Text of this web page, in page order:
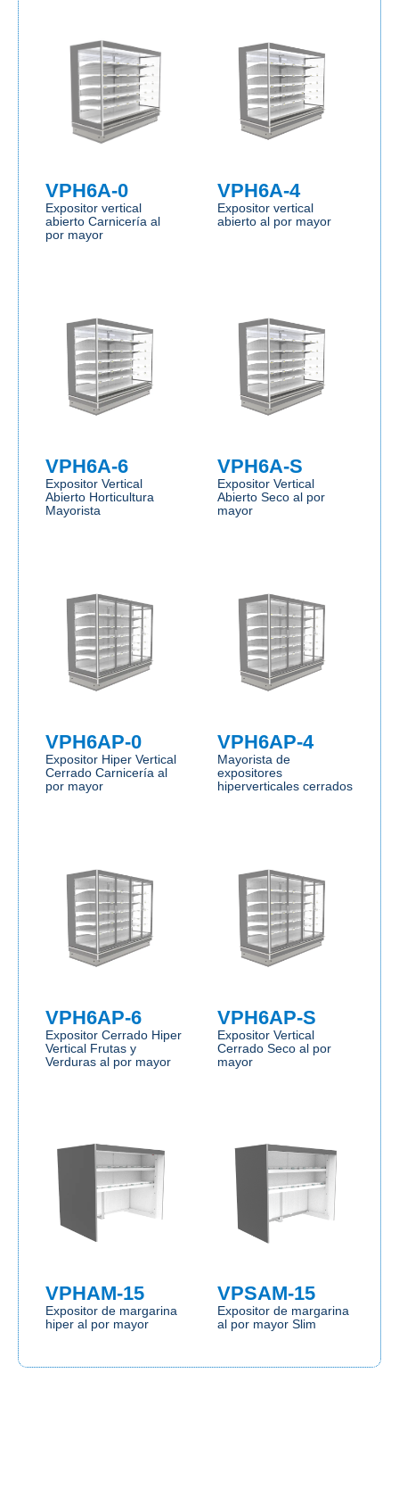
VPH6A-0
Expositor vertical
abierto Carnicería al
por mayor
VPH6A-4
Expositor vertical
abierto al por mayor
VPH6A-6
Expositor Vertical
Abierto Horticultura
Mayorista
VPH6A-S
Expositor Vertical
Abierto Seco al por
mayor
VPH6AP-0
Expositor Hiper Vertical
Cerrado Carnicería al
por mayor
VPH6AP-4
Mayorista de
expositores
hiperverticales cerrados
VPH6AP-6
Expositor Cerrado Hiper
Vertical Frutas y
Verduras al por mayor
VPH6AP-S
Expositor Vertical
Cerrado Seco al por
mayor
VPHAM-15
Expositor de margarina
hiper al por mayor
VPSAM-15
Expositor de margarina
al por mayor Slim